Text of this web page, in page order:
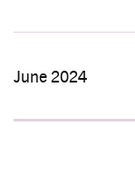
June 2024